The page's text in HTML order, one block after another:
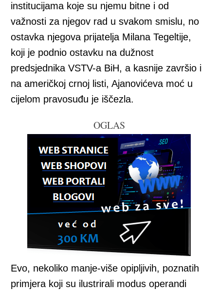
institucijama koje su njemu bitne i od
važnosti za njegov rad u svakom smislu, no
ostavka njegova prijatelja Milana Tegeltije,
koji je podnio ostavku na dužnost
predsjednika VSTV-a BiH, a kasnije završio i
na američkoj crnoj listi, Ajanovićeva moć u
cijelom pravosuđu je iščezla.
OGLAS
Evo, nekoliko manje-više opipljivih, poznatih
primjera koji su ilustrirali modus operandi